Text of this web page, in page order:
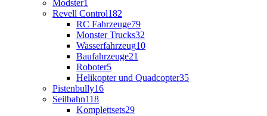
Modster1
Revell Control182
RC Fahrzeuge79
Monster Trucks32
Wasserfahrzeug10
Baufahrzeuge21
Roboter5
Helikopter und Quadcopter35
Pistenbully16
Seilbahn118
Komplettsets29